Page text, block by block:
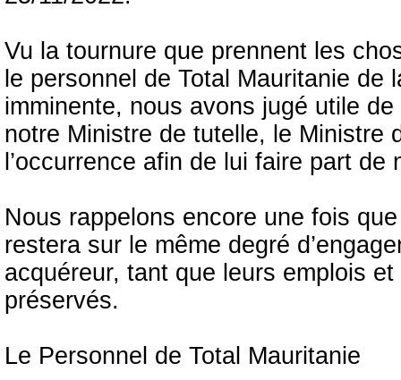
Vu la tournure que prennent les
le personnel de Total Mauritanie
imminente, nous avons jugé utile
notre Ministre de tutelle, le Ministre
l’occurrence afin de lui faire part de
Nous rappelons encore une fois
restera sur le même degré
acquéreur, tant que leurs emplois
préservés.
Le Personnel de Total Mauritanie